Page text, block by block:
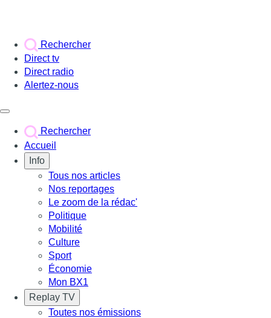
Rechercher
Direct tv
Direct radio
Alertez-nous
Rechercher
Accueil
Info
Tous nos articles
Nos reportages
Le zoom de la rédac'
Politique
Mobilité
Culture
Sport
Économie
Mon BX1
Replay TV
Toutes nos émissions